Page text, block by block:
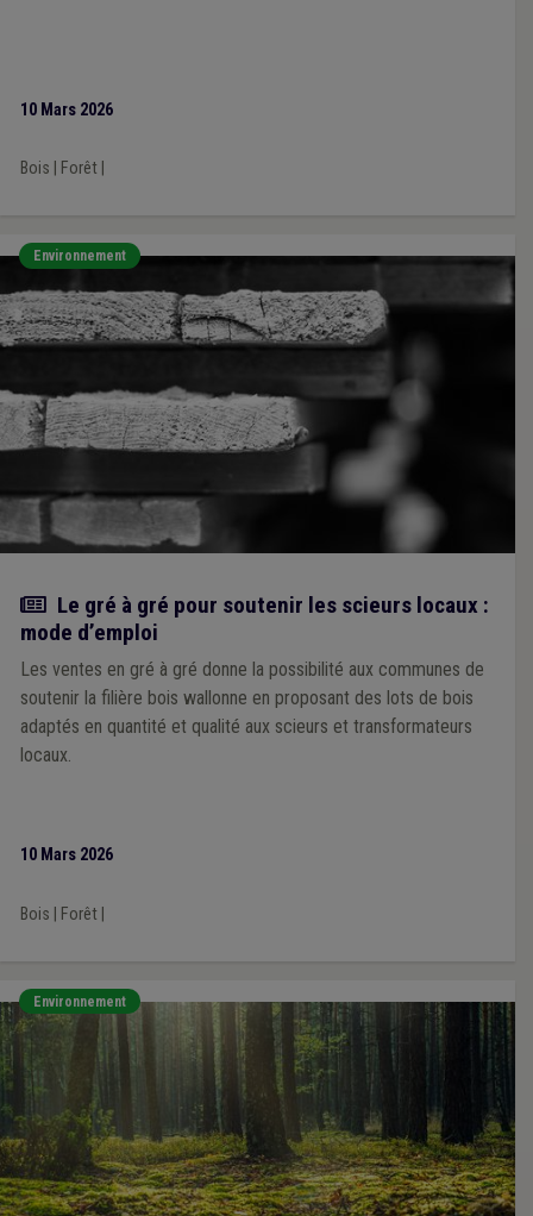
10 Mars 2026
Bois Forêt|
Environnement
Article
Le gré à gré pour soutenir les scieurs locaux :
mode d’emploi
Les ventes en gré à gré donne la possibilité aux communes de
soutenir la filière bois wallonne en proposant des lots de bois
adaptés en quantité et qualité aux scieurs et transformateurs
locaux.
10 Mars 2026
Bois Forêt|
Environnement